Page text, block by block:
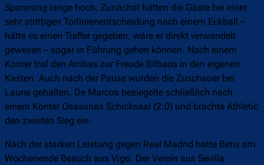
Spannung lange hoch. Zunächst hätten die Gäste bei einer
sehr strittigen Torlinienentscheidung nach einem Eckball –
hätte es einen Treffer gegeben, wäre er direkt verwandelt
gewesen – sogar in Führung gehen können. Nach einem
Konter traf den Arribas zur Freude Bilbaos in den eigenen
Kasten. Auch nach der Pause wurden die Zuschauer bei
Laune gehalten. De Marcos besiegelte schließlich nach
einem Konter Osasunas Schicksaal (2:0) und brachte Athletic
den zweiten Sieg ein.
Nach der starken Leistung gegen Real Madrid hatte Betis am
Wochenende Besuch aus Vigo. Der Verein aus Sevilla